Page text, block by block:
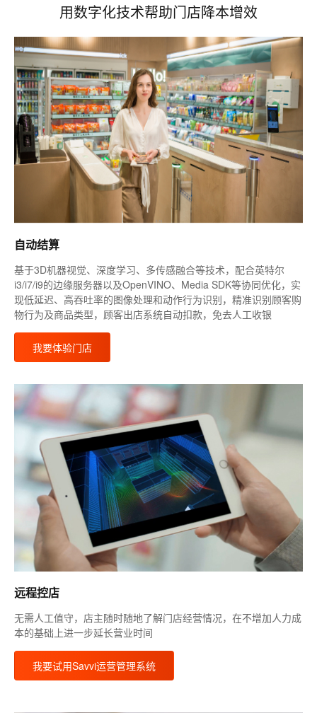
用数字化技术帮助门店降本增效
自动结算
基于3D机器视觉、深度学习、多传感融合等技术，配合英特尔
i3/i7/i9的边缘服务器以及OpenVINO、Media SDK等协同优化，实
现低延迟、高吞吐率的图像处理和动作行为识别，精准识别顾客购
物行为及商品类型，顾客出店系统自动扣款，免去人工收银
我要体验门店
远程控店
无需人工值守，店主随时随地了解门店经营情况，在不增加人力成
本的基础上进一步延长营业时间
我要试用Savvi运营管理系统